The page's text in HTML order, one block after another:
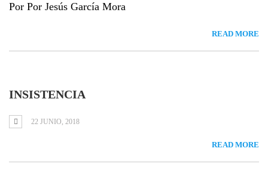
Por Por Jesús García Mora
READ MORE
INSISTENCIA
22 JUNIO, 2018
READ MORE